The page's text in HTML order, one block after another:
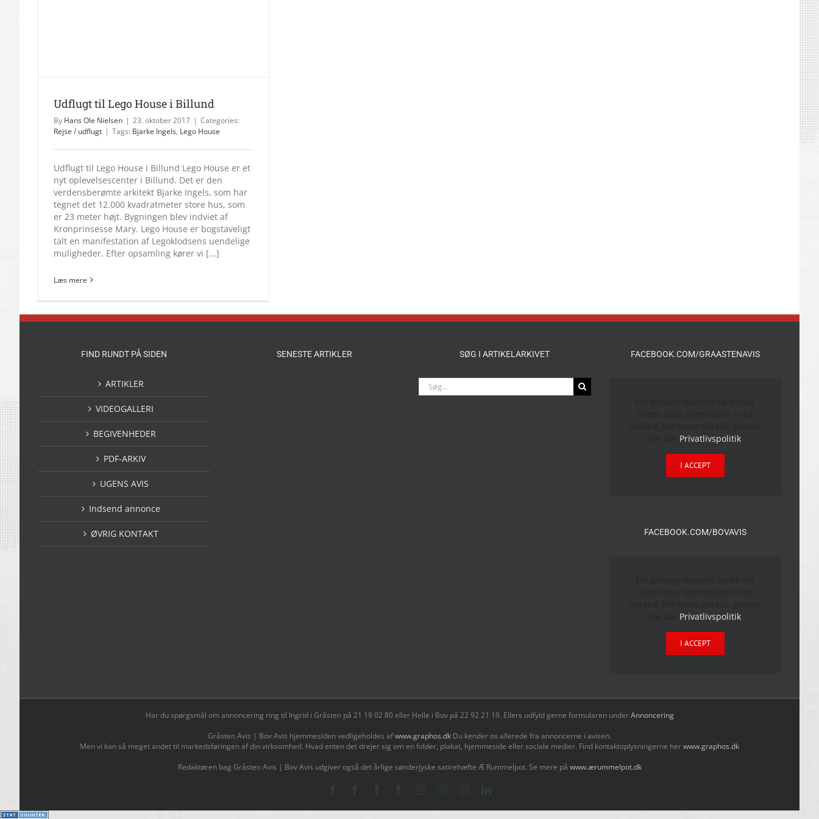
Udflugt til Lego House i Billund
By Hans Ole Nielsen | 23. oktober 2017 | Categories:
Rejse / udflugt | Tags: Bjarke Ingels, Lego House
Udflugt til Lego House i Billund Lego House er et
nyt oplevelsescenter i Billund. Det er den
verdensberømte arkitekt Bjarke Ingels, som har
tegnet det 12.000 kvadratmeter store hus, som
er 23 meter højt. Bygningen blev indviet af
Kronprinsesse Mary. Lego House er bogstaveligt
talt en manifestation af Legoklodsens uendelige
muligheder. Efter opsamling kører vi [...]
Læs mere
FIND RUNDT PÅ SIDEN
ARTIKLER
VIDEOGALLERI
BEGIVENHEDER
PDF-ARKIV
UGENS AVIS
Indsend annonce
ØVRIG KONTAKT
SENESTE ARTIKLER SØG I ARTIKELARKIVET
Søg
efter:
FACEBOOK.COM/GRAASTENAVIS
Privatlivspolitik
I ACCEPT
FACEBOOK.COM/BOVAVIS
Privatlivspolitik
I ACCEPT
Har du spørgsmål om annoncering ring til Ingrid i Gråsten på 21 19 02 80 ‬eller Helle i Bov på 22 92 21 19‬. Ellers udfyld gerne formularen underAnnoncering
Gråsten Avis | Bov Avis hjemmesiden vedligeholdes afwww.graphos.dk Du kender os allerede fra annoncerne i avisen.
Men vi kan så meget andet til markedsføringen af din virksomhed. Hvad enten det drejer sig om en folder, plakat, hjemmeside eller sociale medier. Find kontaktoplysningerne herwww.graphos.dk
Redaktøren bag Gråsten Avis | Bov Avis udgiver også det årlige sønderjyske satirehæfte Æ Rummelpot. Se mere på www.ærummelpot.dk